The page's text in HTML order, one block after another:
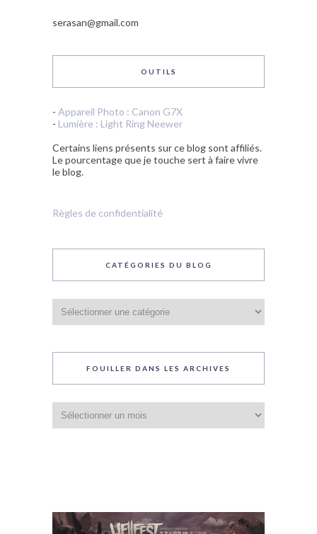
serasan@gmail.com
OUTILS
- Appareil Photo : Canon G7X
- Lumière : Light Ring Neewer
Certains liens présents sur ce blog sont affiliés.
Le pourcentage que je touche sert à faire vivre
le blog.
Règles de confidentialité
CATÉGORIES DU BLOG
du
blog
FOUILLER DANS LES ARCHIVES
dans
les